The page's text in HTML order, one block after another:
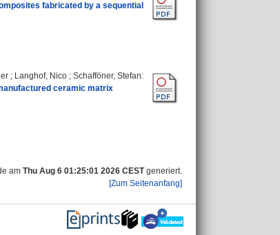
fabricated by a sequential
; Langhof, Nico ; Schafföner, Stefan:
ceramic matrix
am Thu Aug 6 01:25:01 2026 CESTgeneriert.
[Zum Seitenanfang]